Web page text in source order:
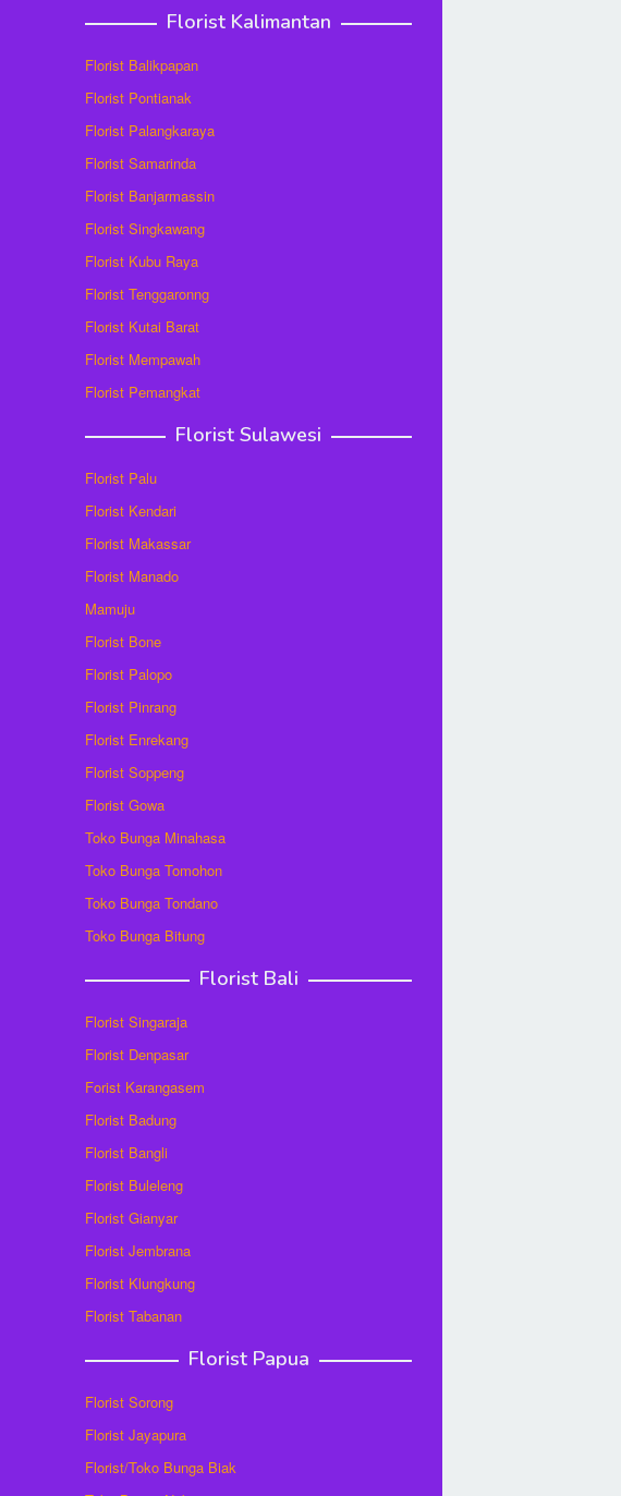
Florist Kalimantan
Florist Balikpapan
Florist Pontianak
Florist Palangkaraya
Florist Samarinda
Florist Banjarmassin
Florist Singkawang
Florist Kubu Raya
Florist Tenggaronng
Florist Kutai Barat
Florist Mempawah
Florist Pemangkat
Florist Sulawesi
Florist Palu
Florist Kendari
Florist Makassar
Florist Manado
Mamuju
Florist Bone
Florist Palopo
Florist Pinrang
Florist Enrekang
Florist Soppeng
Florist Gowa
Toko Bunga Minahasa
Toko Bunga Tomohon
Toko Bunga Tondano
Toko Bunga Bitung
Florist Bali
Florist Singaraja
Florist Denpasar
Forist Karangasem
Florist Badung
Florist Bangli
Florist Buleleng
Florist Gianyar
Florist Jembrana
Florist Klungkung
Florist Tabanan
Florist Papua
Florist Sorong
Florist Jayapura
Florist/Toko Bunga Biak